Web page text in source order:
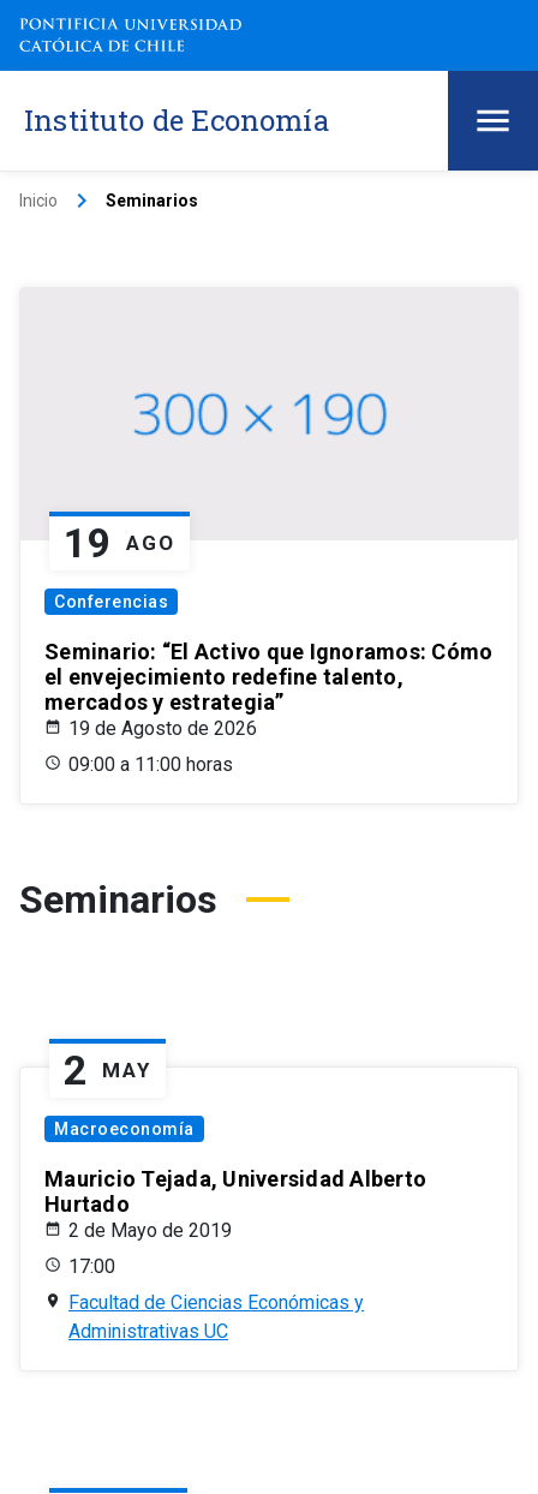
Instituto de Economía
Inicio keyboard_arrow_right Seminarios
19 AGO
Conferencias
Seminario: “El Activo que Ignoramos: Cómo
el envejecimiento redefine talento,
mercados y estrategia”
19 de Agosto de 2026
09:00 a 11:00 horas
Seminarios
2 MAY
Macroeconomía
Mauricio Tejada, Universidad Alberto
Hurtado
2 de Mayo de 2019
17:00
Facultad de Ciencias Económicas y
Administrativas UC